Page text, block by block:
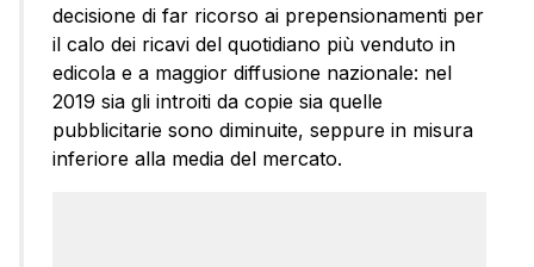
decisione di far ricorso ai prepensionamenti per
il calo dei ricavi del quotidiano più venduto in
edicola e a maggior diffusione nazionale: nel
2019 sia gli introiti da copie sia quelle
pubblicitarie sono diminuite, seppure in misura
inferiore alla media del mercato.